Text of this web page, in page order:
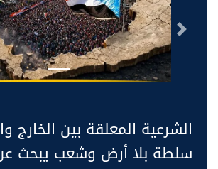
السابق
الشرعية المعلقة بين الخارج
سلطة بلا أرض وشعب يبحث